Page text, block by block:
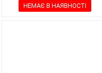
НЕМАЄ В НАЯВНОСТІ